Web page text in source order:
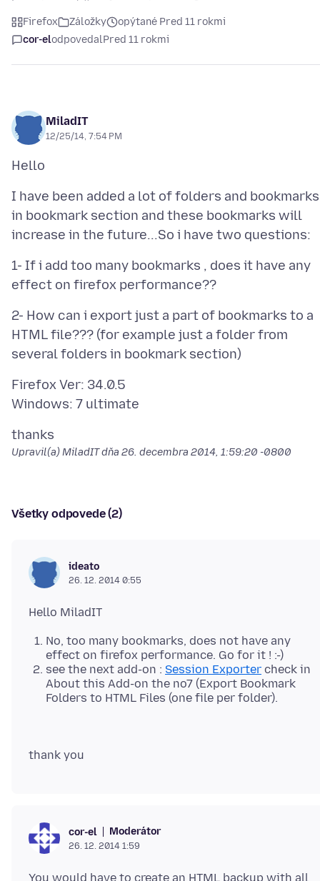
Firefox Záložky
opýtané Pred 11 rokmi
cor-elodpovedalPred 11 rokmi
MiladIT
12/25/14, 7:54 PM
I have been added a lot of folders and bookmarks
in bookmark section and these bookmarks will
1- If i add too many bookmarks , does it have any
2- How can i export just a part of bookmarks to a
HTML file??? (for example just a folder from
Firefox Ver: 34.0.5
Upravil(a) MiladIT dňa 26. decembra 2014, 1:59:20 -0800
Všetky odpovede (2)
ideato
26. 12. 2014 0:55
No, too many bookmarks, does not have any
effect on firefox performance. Go for it ! :-)
see the next add-on : Session Exporter check in
About this Add-on the no7 (Export Bookmark
Folders to HTML Files (one file per folder).
cor-el Moderátor
26. 12. 2014 1:59
You would have to create an HTML backup with all